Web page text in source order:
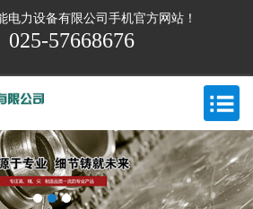
电力设备有限公司手机官方网站！
025-57668676